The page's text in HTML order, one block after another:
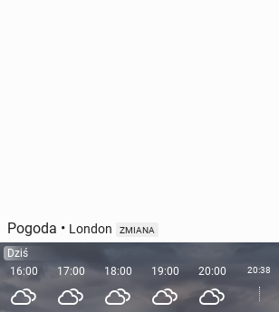
Pogoda • London ZMIANA
Dziś
16:00
17:00 18:00 19:00 20:00 20:38